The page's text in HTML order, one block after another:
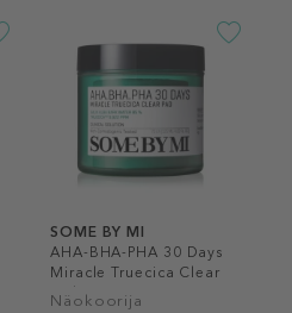
SOME BY MI
AHA-BHA-PHA 30 Days
Miracle Truecica Clear
Pad
Näokoorija